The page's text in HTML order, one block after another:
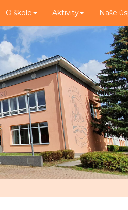
O škole Aktivity Naše